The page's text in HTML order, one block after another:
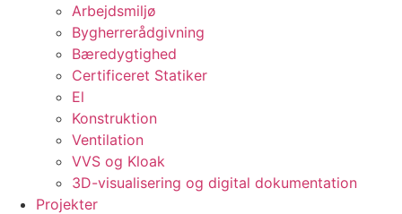
Arbejdsmiljø
Bygherrerådgivning
Bæredygtighed
Certificeret Statiker
El
Konstruktion
Ventilation
VVS og Kloak
3D-visualisering og digital dokumentation
Projekter